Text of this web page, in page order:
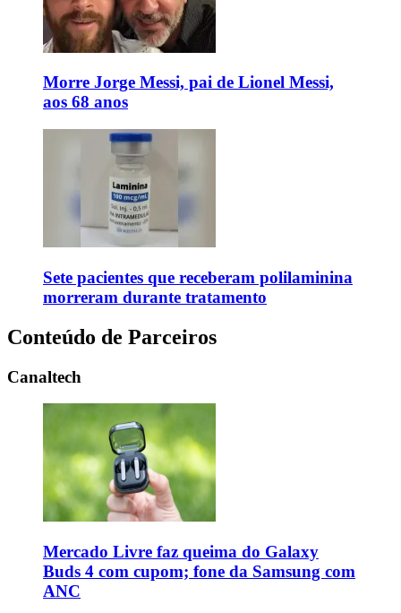
Morre Jorge Messi, pai de Lionel Messi,
aos 68 anos
Sete pacientes que receberam polilaminina
morreram durante tratamento
Conteúdo de Parceiros
Canaltech
Mercado Livre faz queima do Galaxy
Buds 4 com cupom; fone da Samsung com
ANC